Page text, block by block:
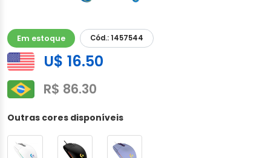
Em estoque Cód.: 1457544
U$ 16.50
R$ 86.30
Outras cores disponíveis